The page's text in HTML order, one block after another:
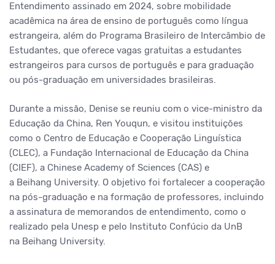
Entendimento assinado em 2024, sobre mobilidade
acadêmica na área de ensino de português como língua
estrangeira, além do Programa Brasileiro de Intercâmbio de
Estudantes, que oferece vagas gratuitas a estudantes
estrangeiros para cursos de português e para graduação
ou pós-graduação em universidades brasileiras.
Durante a missão, Denise se reuniu com o vice-ministro da
Educação da China, Ren Youqun, e visitou instituições
como o Centro de Educação e Cooperação Linguística
(CLEC), a Fundação Internacional de Educação da China
(CIEF), a Chinese Academy of Sciences (CAS) e
a Beihang University. O objetivo foi fortalecer a cooperação
na pós-graduação e na formação de professores, incluindo
a assinatura de memorandos de entendimento, como o
realizado pela Unesp e pelo Instituto Confúcio da UnB
na Beihang University.